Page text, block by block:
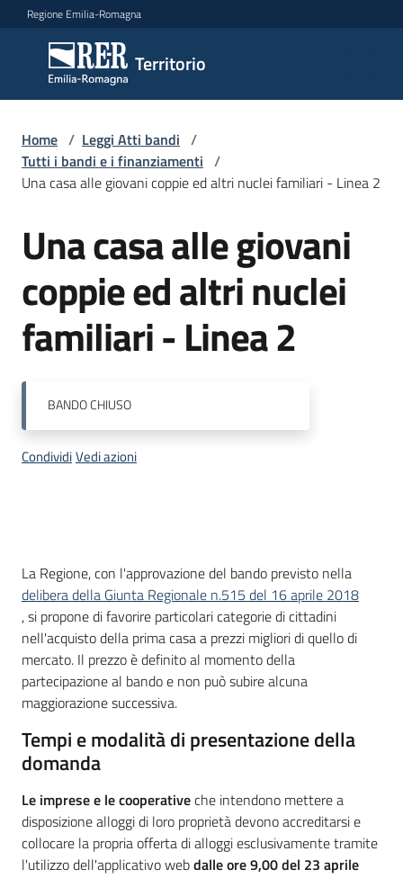
Vai al contenuto
Vai alla navigazione
Vai al footer
Regione Emilia-Romagna
Territorio
Territorio
Argomenti
Servizi
Leggi
Atti
Menu selezionato
Piani
Progetti
su
Home / Leggi Atti bandi /
Tutti i bandi e i finanziamenti /
Una casa alle giovani coppie ed altri nuclei familiari - Linea 2
Salta al contenuto
Una casa alle giovani
coppie ed altri nuclei
familiari - Linea 2
BANDOCHIUSO
CondividiVedi azioni
Descrizione
La Regione, con l'approvazione del bando previsto nella
delibera della Giunta Regionale n.515 del 16 aprile 2018
, si propone di favorire particolari categorie di cittadini
nell'acquisto della prima casa a prezzi migliori di quello di
mercato. Il prezzo è definito al momento della
partecipazione al bando e non può subire alcuna
maggiorazione successiva.
Tempi e modalità di presentazione della
domanda
Le imprese e le cooperativeche intendono mettere a
disposizione alloggi di loro proprietà devono accreditarsi e
collocare la propria offerta di alloggi esclusivamente tramite
l'utilizzo dell'applicativo webdalle ore9,00 del 23 aprile